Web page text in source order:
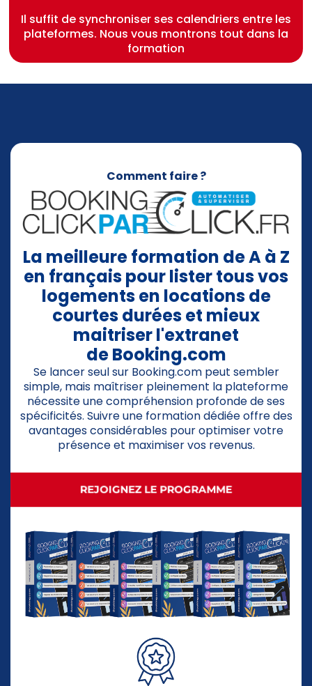
Il suffit de synchroniser ses calendriers entre les
plateformes. Nous vous montrons tout dans la
formation
Comment faire ?
La meilleure formation de A à Z
en français pour lister tous vos
logements en locations de
courtes durées et mieux
maitriser l'extranet
de Booking.com
Se lancer seul sur Booking.com peut sembler
simple, mais maîtriser pleinement la plateforme
nécessite une compréhension profonde de ses
spécificités. Suivre une formation dédiée offre des
avantages considérables pour optimiser votre
présence et maximiser vos revenus.
REJOIGNEZ LE PROGRAMME